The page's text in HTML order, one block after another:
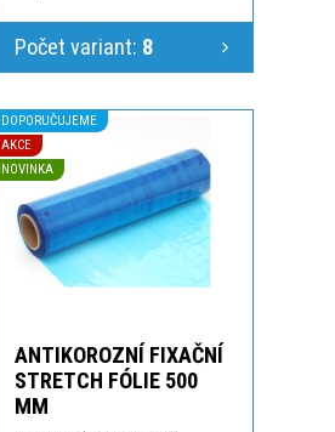
Počet variant: 8
DOPORUČUJEME
AKCE
NOVINKA
ANTIKOROZNÍ FIXAČNÍ
STRETCH FÓLIE 500
MM